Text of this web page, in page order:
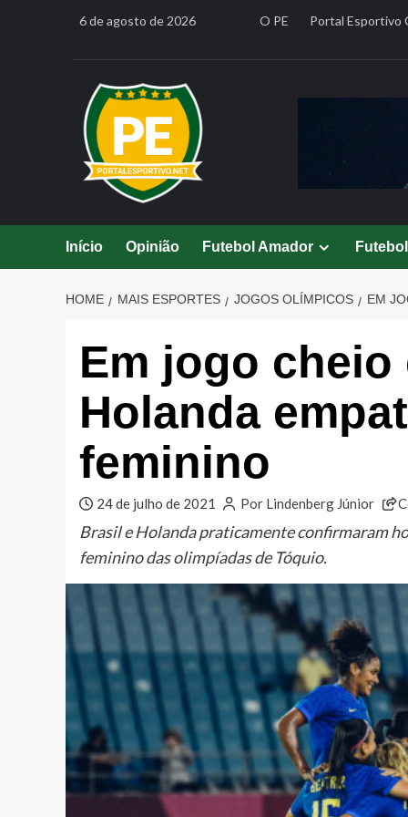
6 de agosto de 2026 O PE Portal Esportivo
Início Opinião Futebol Amador
HOME MAIS ESPORTES JOGOS OLÍMPICOS EM
Em jogo
Holanda
feminino
24 de julho de 2021 Por Lindenberg Júnior
Brasil e Holanda praticamente confirmaram
feminino das olimpíadas de Tóquio.